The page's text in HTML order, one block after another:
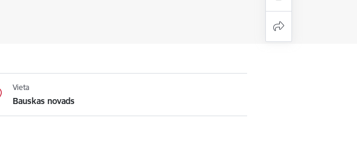
Vieta
Bauskas novads